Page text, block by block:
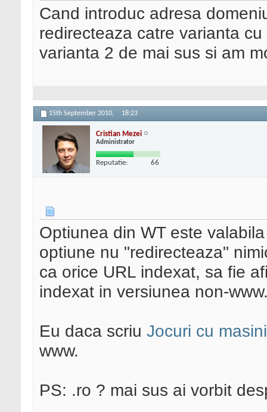
Cand introduc adresa
redirecteaza catre varianta
varianta 2 de mai sus si am
15th September 2010, 18:23
Cristian Mezei
Administrator
Reputatie: 66
Optiunea din WT este
optiune nu "redirecteaza"
ca orice URL indexat, sa fie
indexat in versiunea non-
Eu daca scriu Jocuri cu masini
www.
PS: .ro ? mai sus ai vorbit